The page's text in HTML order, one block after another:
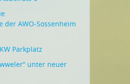
der AWO-Sossenheim
Parkplatz
unter neuer